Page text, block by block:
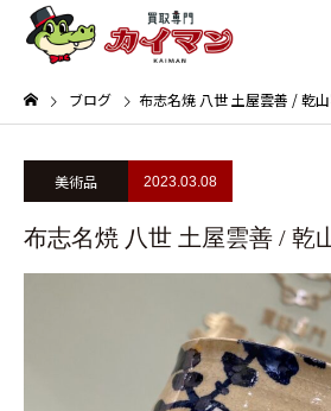
ブログ 布志名焼 八世 土屋雲善 / 乾
美術品 2023.03.08
布志名焼 八世 土屋雲善 / 乾